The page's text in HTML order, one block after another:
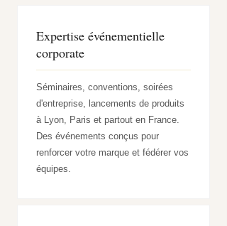
Expertise événementielle
corporate
Séminaires, conventions, soirées
d'entreprise, lancements de produits
à Lyon, Paris et partout en France.
Des événements conçus pour
renforcer votre marque et fédérer vos
équipes.